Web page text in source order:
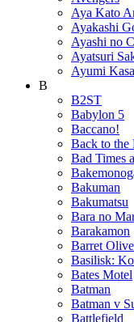
Aya Kato
Ayakashi
Ayashi no
Ayatsuri
Ayumi
B
B2ST
Babylon 5
Baccano!
Back to the
Bad Times
Bakuman
Bakumatsu
Bara no
Barakamon
Barret
Basilisk:
Bates Motel
Batman
Batman v
Battlefield